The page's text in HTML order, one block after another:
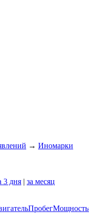
→ Иномарки
3 дня | за месяц
ПробегМощность